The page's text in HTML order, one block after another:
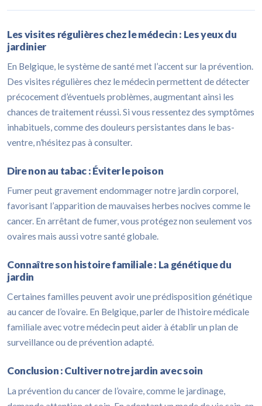
Les visites régulières chez le médecin : Les yeux du
jardinier
En Belgique, le système de santé met l’accent sur la prévention.
Des visites régulières chez le médecin permettent de détecter
précocement d’éventuels problèmes, augmentant ainsi les
chances de traitement réussi. Si vous ressentez des symptômes
inhabituels, comme des douleurs persistantes dans le bas-
ventre, n’hésitez pas à consulter.
Dire non au tabac : Éviter le poison
Fumer peut gravement endommager notre jardin corporel,
favorisant l’apparition de mauvaises herbes nocives comme le
cancer. En arrêtant de fumer, vous protégez non seulement vos
ovaires mais aussi votre santé globale.
Connaître son histoire familiale : La génétique du
jardin
Certaines familles peuvent avoir une prédisposition génétique
au cancer de l’ovaire. En Belgique, parler de l’histoire médicale
familiale avec votre médecin peut aider à établir un plan de
surveillance ou de prévention adapté.
Conclusion : Cultiver notre jardin avec soin
La prévention du cancer de l’ovaire, comme le jardinage,